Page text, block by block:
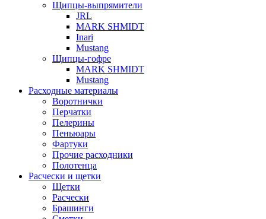
Щипцы-выпрямители
JRL
MARK SHMIDT
Inari
Mustang
Щипцы-гофре
MARK SHMIDT
Mustang
Расходные материалы
Воротнички
Перчатки
Пелерины
Пеньюары
Фартуки
Прочие расходники
Полотенца
Расчески и щетки
Щетки
Расчески
Брашинги